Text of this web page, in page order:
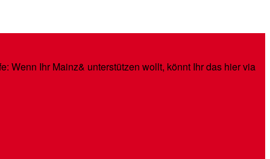
Wenn Ihr Mainz& unterstützen wollt, könnt Ihr das hier via